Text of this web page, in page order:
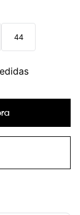
44